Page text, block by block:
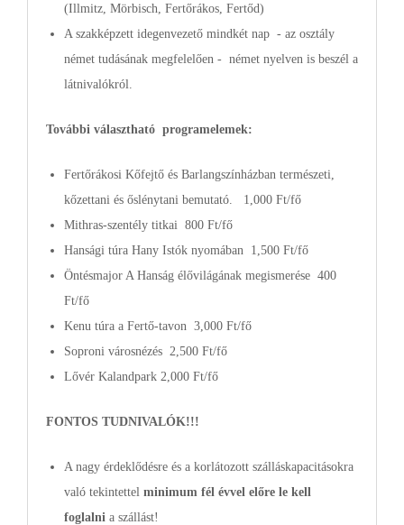
(Illmitz, Mörbisch, Fertőrákos, Fertőd)
A szakképzett idegenvezető mindkét nap - az osztály
német tudásának megfelelően - német nyelven is beszél a
látnivalókról.
További választható programelemek:
Fertőrákosi Kőfejtő és Barlangszínházban természeti,
kőzettani és őslénytani bemutató. 1,000 Ft/fő
Mithras-szentély titkai 800 Ft/fő
Hansági túra Hany Istók nyomában 1,500 Ft/fő
Öntésmajor A Hanság élővilágának megismerése 400
Ft/fő
Kenu túra a Fertő-tavon 3,000 Ft/fő
Soproni városnézés 2,500 Ft/fő
Lővér Kalandpark 2,000 Ft/fő
FONTOS TUDNIVALÓK!!!
A nagy érdeklődésre és a korlátozott szálláskapacitásokra
való tekintettel minimum fél évvel előre le kell
foglalni a szállást!